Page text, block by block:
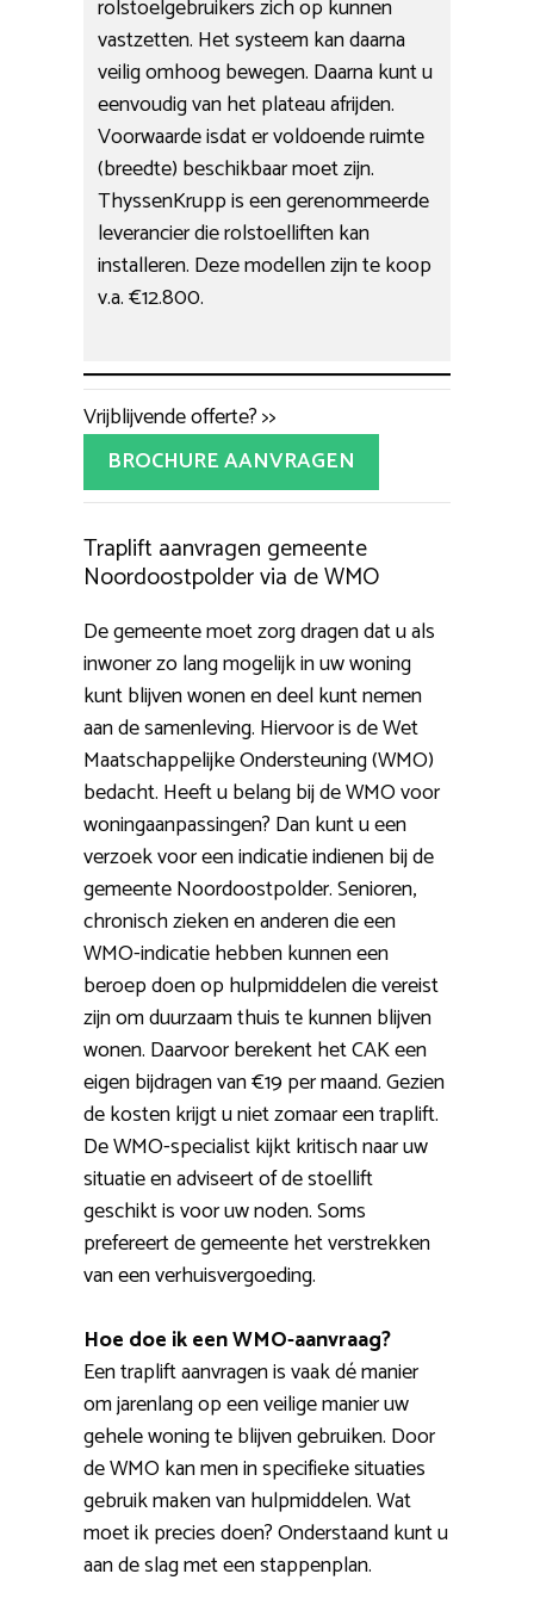
rolstoelgebruikers zich op kunnen
vastzetten. Het systeem kan daarna
veilig omhoog bewegen. Daarna kunt u
eenvoudig van het plateau afrijden.
Voorwaarde isdat er voldoende ruimte
(breedte) beschikbaar moet zijn.
ThyssenKrupp is een gerenommeerde
leverancier die rolstoelliften kan
installeren. Deze modellen zijn te koop
v.a. €12.800.
Vrijblijvende offerte? >>
BROCHURE AANVRAGEN
Traplift aanvragen gemeente
Noordoostpolder via de WMO
De gemeente moet zorg dragen dat u als
inwoner zo lang mogelijk in uw woning
kunt blijven wonen en deel kunt nemen
aan de samenleving. Hiervoor is de Wet
Maatschappelijke Ondersteuning (WMO)
bedacht. Heeft u belang bij de WMO voor
woningaanpassingen? Dan kunt u een
verzoek voor een indicatie indienen bij de
gemeente Noordoostpolder. Senioren,
chronisch zieken en anderen die een
WMO-indicatie hebben kunnen een
beroep doen op hulpmiddelen die vereist
zijn om duurzaam thuis te kunnen blijven
wonen. Daarvoor berekent het CAK een
eigen bijdragen van €19 per maand. Gezien
de kosten krijgt u niet zomaar een traplift.
De WMO-specialist kijkt kritisch naar uw
situatie en adviseert of de stoellift
geschikt is voor uw noden. Soms
prefereert de gemeente het verstrekken
van een verhuisvergoeding.
Hoe doe ik een WMO-aanvraag?
Een traplift aanvragen is vaak dé manier
om jarenlang op een veilige manier uw
gehele woning te blijven gebruiken. Door
de WMO kan men in specifieke situaties
gebruik maken van hulpmiddelen. Wat
moet ik precies doen? Onderstaand kunt u
aan de slag met een stappenplan.